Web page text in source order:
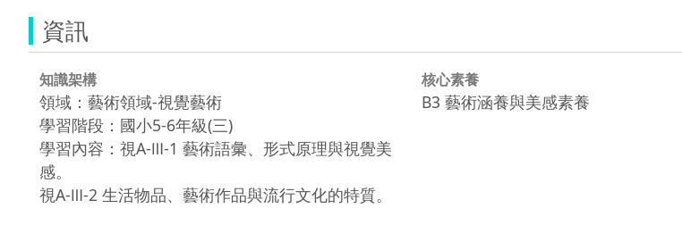
資訊
知識架構
領域：藝術領域-視覺藝術
學習階段：國小5-6年級(三)
學習內容：視A-Ⅲ-1 藝術語彙、形式原理與視覺美
感。
視A-Ⅲ-2 生活物品、藝術作品與流行文化的特質。
核心素養
B3 藝術涵養與美感素養